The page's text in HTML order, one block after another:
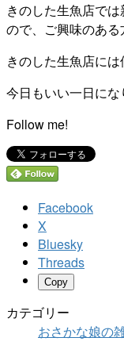
きのした生魚店で
ので、ご興味のある
きのした生魚店には
今日もいい一日にな
Follow me!
Facebook
X
Bluesky
Threads
Copy
カテゴリー
おさかな娘の